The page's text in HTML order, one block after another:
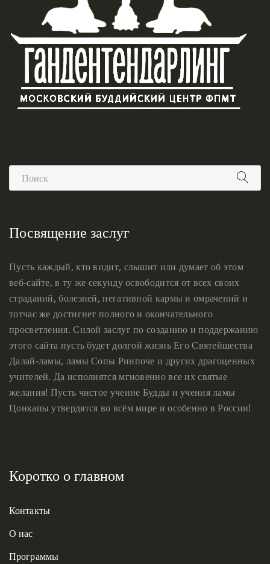
Посвящение заслуг
Пусть каждый, кто видит, слышит или думает об этом
веб-сайте, в ту же секунду освободится от всех своих
страданий, болезней, негативной кармы и омрачений и
тотчас же достигнет полного и окончательного
просветления. Силой заслуг по созданию и поддержанию
этого сайта пусть будет долгой жизнь Его Святейшества
Далай-ламы, ламы Сопы Ринпоче и других драгоценных
учителей. Да исполнятся мгновенно все их святые
желания! Пусть чистое учение Будды и учения ламы
Цонкапы утвердятся во всём мире и особенно в России!
Коротко о главном
Контакты
О нас
Программы